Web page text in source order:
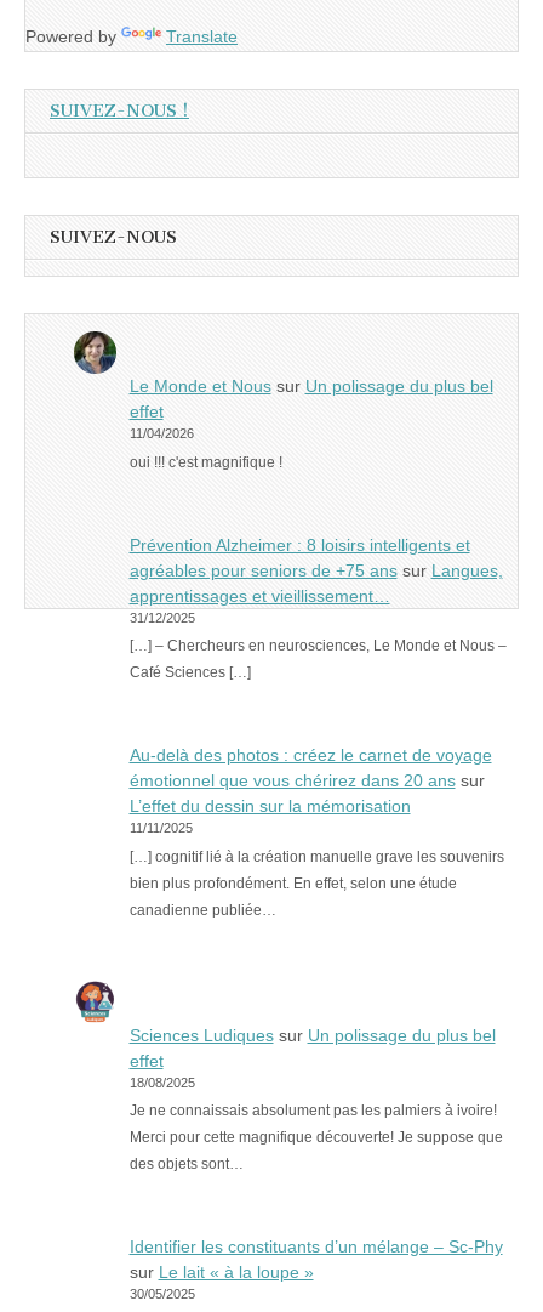
Powered by Translate
SUIVEZ-NOUS !
SUIVEZ-NOUS
Le Monde et Noussur Un polissage du plus bel
effet
11/04/2026
oui !!! c'est magnifique !
Prévention Alzheimer : 8 loisirs intelligents et
agréables pour seniors de +75 anssur Langues,
apprentissages et vieillissement…
31/12/2025
[…] – Chercheurs en neurosciences, Le Monde et Nous –
Café Sciences […]
Au-delà des photos : créez le carnet de voyage
émotionnel que vous chérirez dans 20 anssur
L’effet du dessin sur la mémorisation
11/11/2025
[…] cognitif lié à la création manuelle grave les souvenirs
bien plus profondément. En effet, selon une étude
canadienne publiée…
Sciences Ludiquessur Un polissage du plus bel
effet
18/08/2025
Je ne connaissais absolument pas les palmiers à ivoire!
Merci pour cette magnifique découverte! Je suppose que
des objets sont…
Identifier les constituants d’un mélange – Sc-Phy
sur Le lait « à la loupe »
30/05/2025